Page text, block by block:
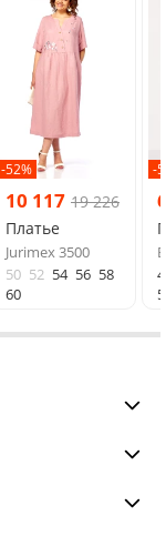
-52%
10 117 19 226
Платье
Jurimex 3500
50 52 54 56 58
60
-